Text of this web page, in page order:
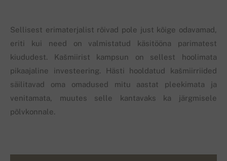
Sellisest erimaterjalist rõivad pole just kõige odavamad,
eriti kui need on valmistatud käsitööna parimatest
kiududest. Kašmiirist kampsun on sellest hoolimata
pikaajaline investeering. Hästi hooldatud kašmiirriided
säilitavad oma omadused mitu aastat pleekimata ja
venitamata, muutes selle kantavaks ka järgmisele
põlvkonnale.